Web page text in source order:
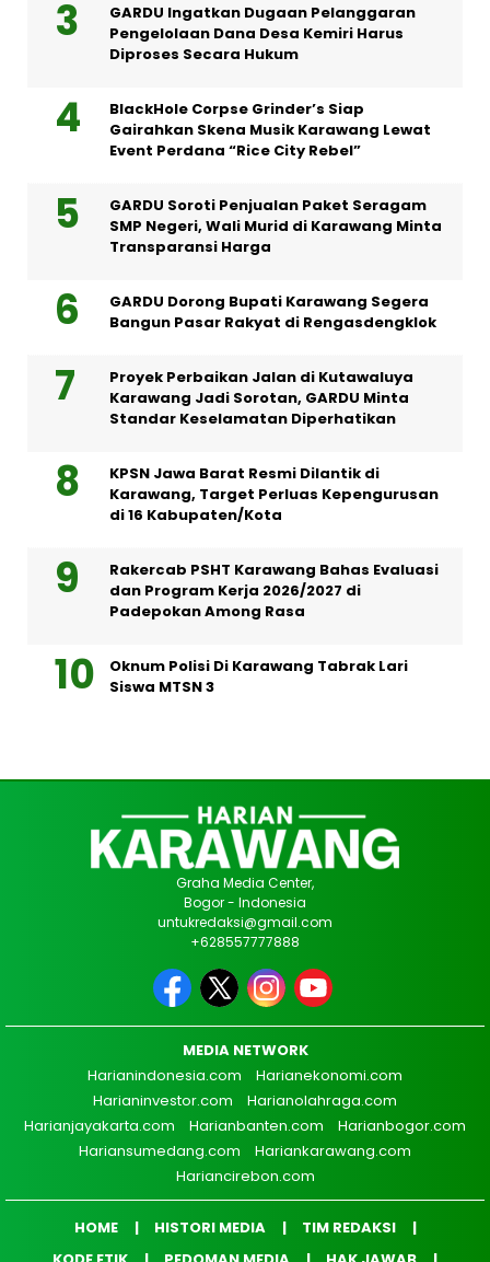
GARDU Ingatkan Dugaan Pelanggaran
Pengelolaan Dana Desa Kemiri Harus
Diproses Secara Hukum
BlackHole Corpse Grinder’s Siap
Gairahkan Skena Musik Karawang Lewat
Event Perdana “Rice City Rebel”
GARDU Soroti Penjualan Paket Seragam
SMP Negeri, Wali Murid di Karawang Minta
Transparansi Harga
GARDU Dorong Bupati Karawang Segera
Bangun Pasar Rakyat di Rengasdengklok
Proyek Perbaikan Jalan di Kutawaluya
Karawang Jadi Sorotan, GARDU Minta
Standar Keselamatan Diperhatikan
KPSN Jawa Barat Resmi Dilantik di
Karawang, Target Perluas Kepengurusan
di 16 Kabupaten/Kota
Rakercab PSHT Karawang Bahas Evaluasi
dan Program Kerja 2026/2027 di
Padepokan Among Rasa
Oknum Polisi Di Karawang Tabrak Lari
Siswa MTSN 3
Graha Media Center,
Bogor - Indonesia
untukredaksi@gmail.com
+628557777888
MEDIA NETWORK
Harianindonesia.com
Harianekonomi.com
Harianinvestor.com
Harianolahraga.com
Harianjayakarta.com
Harianbanten.com
Harianbogor.com
Hariansumedang.com
Hariankarawang.com
Hariancirebon.com
HOME HISTORI MEDIA
TIM REDAKSI